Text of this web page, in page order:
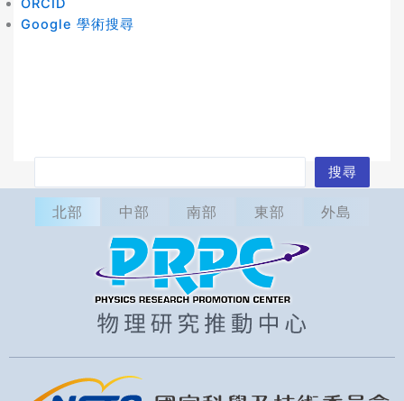
ORCID
Google 學術搜尋
尋
搜尋
北部 中部 南部 東部 外島